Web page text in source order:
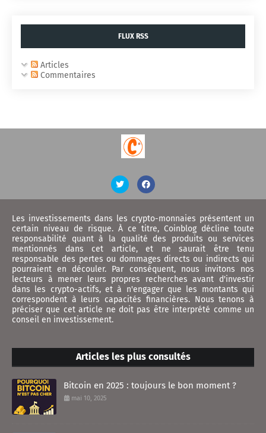
FLUX RSS
Articles
Commentaires
Les investissements dans les crypto-monnaies présentent un
certain niveau de risque. À ce titre, Coinblog décline toute
responsabilité quant à la qualité des produits ou services
mentionnés dans cet article, et ne saurait être tenu
responsable des pertes ou dommages directs ou indirects qui
pourraient en découler. Par conséquent, nous invitons nos
lecteurs à mener leurs propres recherches avant d'investir
dans les crypto-actifs, et à n'engager que les montants qui
correspondent à leurs capacités financières. Nous tenons à
préciser que cet article ne doit pas être interprété comme un
conseil en investissement.
Articles les plus consultés
Bitcoin en 2025 : toujours le bon moment ?
mai 10, 2025